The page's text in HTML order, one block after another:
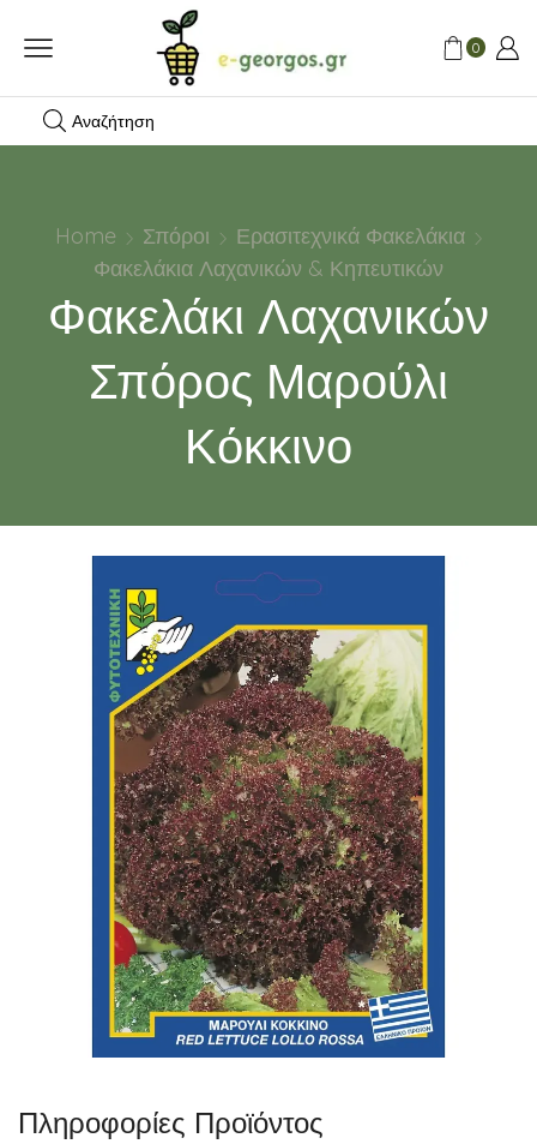
0
Αναζήτηση
Home Σπόροι
Ερασιτεχνικά Φακελάκια
Φακελάκια Λαχανικών & Κηπευτικών
Φακελάκι Λαχανικών
Σπόρος Μαρούλι
Κόκκινο
Πληροφορίες Προϊόντος